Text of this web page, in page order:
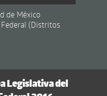
de México
(Distritos
Legislativa del